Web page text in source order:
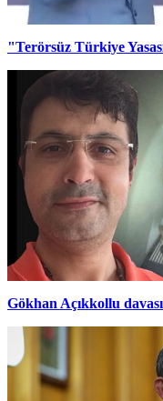
"Terörsüz Türkiye
Gökhan Açıkkollu